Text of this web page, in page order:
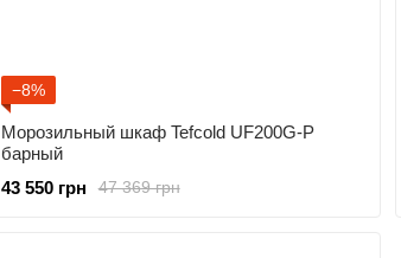
−8%
Морозильный шкаф Tefcold UF200G-P
барный
47 369 грн
43 550 грн